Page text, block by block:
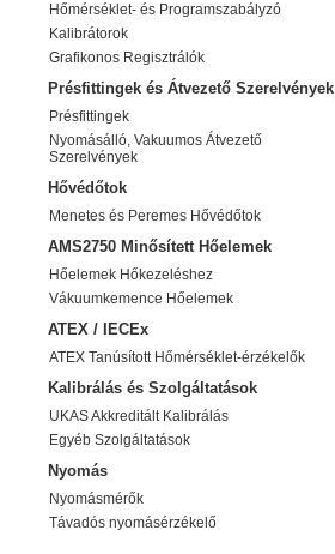
Hőmérséklet- és Programszabályzó
Kalibrátorok
Grafikonos Regisztrálók
Présfittingek és Átvezető Szerelvények
Présfittingek
Nyomásálló, Vakuumos Átvezető
Szerelvények
Hővédőtok
Menetes és Peremes Hővédőtok
AMS2750 Minősített Hőelemek
Hőelemek Hőkezeléshez
Vákuumkemence Hőelemek
ATEX / IECEx
ATEX Tanúsított Hőmérséklet-érzékelők
Kalibrálás és Szolgáltatások
UKAS Akkreditált Kalibrálás
Egyéb Szolgáltatások
Nyomás
Nyomásmérők
Távadós nyomásérzékelő